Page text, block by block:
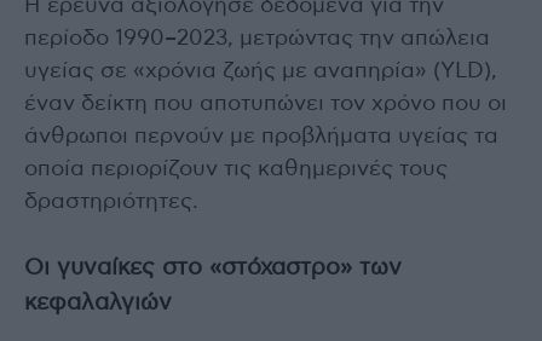
Η έρευνα αξιολόγησε δεδομένα για την
περίοδο 1990–2023, μετρώντας την απώλεια
υγείας σε «χρόνια ζωής με αναπηρία» (YLD),
έναν δείκτη που αποτυπώνει τον χρόνο που οι
άνθρωποι περνούν με προβλήματα υγείας τα
οποία περιορίζουν τις καθημερινές τους
δραστηριότητες.
Οι γυναίκες στο «στόχαστρο» των
κεφαλαλγιών